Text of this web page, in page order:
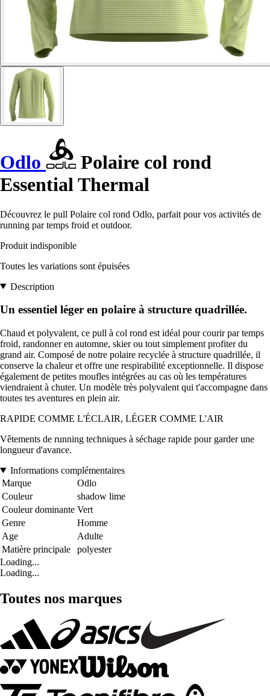
Odlo
Polaire col rond
Essential Thermal
Découvrez le pull Polaire col rond Odlo, parfait pour vos activités de
running par temps froid et outdoor.
Produit indisponible
Toutes les variations sont épuisées
Description
Un essentiel léger en polaire à structure quadrillée.
Chaud et polyvalent, ce pull à col rond est idéal pour courir par temps
froid, randonner en automne, skier ou tout simplement profiter du
grand air. Composé de notre polaire recyclée à structure quadrillée, il
conserve la chaleur et offre une respirabilité exceptionnelle. Il dispose
également de petites moufles intégrées au cas où les températures
viendraient à chuter. Un modèle très polyvalent qui t'accompagne dans
toutes tes aventures en plein air.
RAPIDE COMME L'ÉCLAIR, LÉGER COMME L'AIR
Vêtements de running techniques à séchage rapide pour garder une
longueur d'avance.
Informations complémentaires
Marque
Odlo
Couleur
shadow lime
Couleur dominante Vert
Genre
Homme
Age
Adulte
Matière principale
polyester
Loading...
Loading...
Toutes nos marques